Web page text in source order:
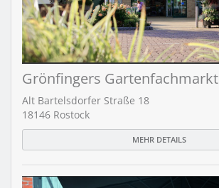
Grönfingers Gartenfachmarkt
Alt Bartelsdorfer Straße 18
18146 Rostock
MEHR DETAILS